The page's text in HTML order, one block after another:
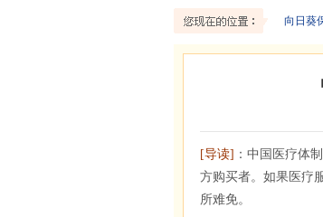
向日葵
[导读] ：中国医疗体
方购买者。如果医疗
所难免。